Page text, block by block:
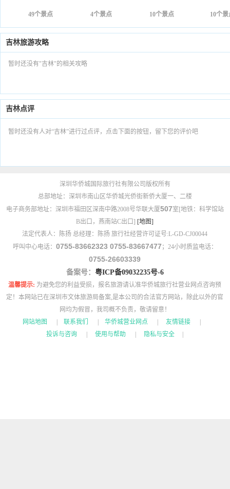
49个景点 4个景点 10个景点 10个景
吉林旅游攻略
暂时还没有"吉林"的相关攻略
吉林点评
暂时还没有人对“吉林”进行过点评，点击下面的按钮，留下您的评价吧
深圳华侨城国际旅行社有限公司版权所有
总部地址：深圳市南山区华侨城光侨街新侨大厦一、二楼
电子商务部地址：深圳市福田区深南中路2008号华联大厦507室[地铁：科学馆站
B出口，燕南站C出口] [地图]
法定代表人：陈扬 总经理：陈扬 旅行社经营许可证号:L-GD-CJ00044
呼叫中心电话： 0755-83662323 0755-83667477 ；24小时质监电话：
0755-26603339
备案号： 粤ICP备09032235号-6
温馨提示: 为避免您的利益受损，报名旅游请认准华侨城旅行社营业网点咨询预
定！本网站已在深圳市文体旅游局备案,是本公司的合法官方网站，除此以外的官
网均为假冒，我司概不负责，敬请留意！
网站地图
|联系我们 |华侨城营业网点 |友情链接
投诉与咨询
|使用与帮助 隐私与安全